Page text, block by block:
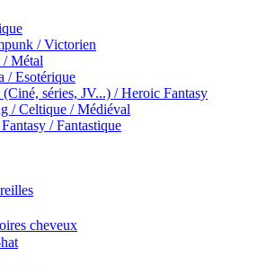
/ Victorien
Métal
/ Esotérique
(Ciné, séries, JV...) / Heroic Fantasy
/ Celtique / Médiéval
/ Fantastique
cheveux